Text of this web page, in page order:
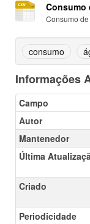
Consumo
Consumo
consumo
Informações
Campo
Autor
Mantenedor
Última
Criado
Periodicidade